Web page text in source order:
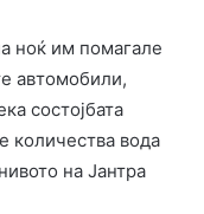
ноќ им помагале
автомобили,
состојбата
количества вода
на Јантра